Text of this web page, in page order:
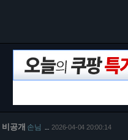
비공개 손님 2026-04-04 20:00:14